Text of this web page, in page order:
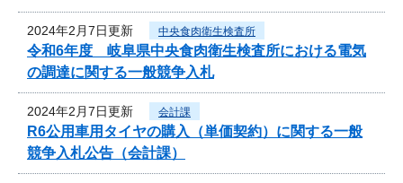
2024年2月7日更新 中央食肉衛生検査所
令和6年度 岐阜県中央食肉衛生検査所における電気
の調達に関する一般競争入札
2024年2月7日更新 会計課
R6公用車用タイヤの購入（単価契約）に関する一般
競争入札公告（会計課）